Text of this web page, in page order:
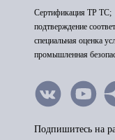
Сертификация ТР ТС;
подтверждение
специальная оценка
промышленная
Подпишитесь на